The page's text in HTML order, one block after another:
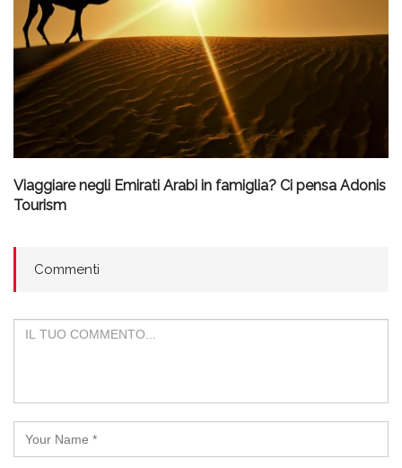
Viaggiare negli Emirati Arabi in famiglia? Ci pensa Adonis
Tourism
Commenti